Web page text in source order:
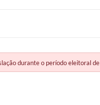
durante o período eleitoral de